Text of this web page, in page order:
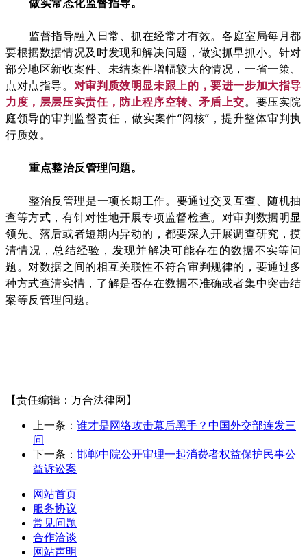
监督指导融入日常、抓在经常才有效。各庭室局每月都
要根据数据情况及时发现和解决问题，做实抓早抓小。针对
部分地区新收案件、未结案件增幅较大的情况，一省一策、
点对点指导。 对审判质效明显未跟上的，要进一步加大指导
力度，层层压实责任，防止程序空转、矛盾上交。要压实院
庭领导的审判监督责任，做实案件“阅核”，提升整体审判执
行质效。
重点整治反管理问题。
整治反管理是一项长期工作。要通过交叉互查、随机抽
查等方式，有针对性地开展专项监督检查。对审判数据明显
领先、落后或者短期内异动的，都要深入开展调查研究，摸
清情况，总结经验，发现并解决可能存在的数据不实等问
题。对数据之间的相互关联性不符合审判规律的，要通过多
种方式查清实情，了解是否存在数据不准确或者集中突击结
案等反管理问题。
【责任编辑：万合法律网】
上一条： 谁才是网络攻击幕后黑手？中国外交部连发三
问
下一条： 邯郸中院公开审理一起消费者权益保护民事公
益诉讼案
网站首页
服务协议
常见问题
合作洽谈
网站声明